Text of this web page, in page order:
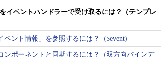
イベントハンドラーで受け取るには？（テンプレ
ント情報」を参照するには？（$event）
ンポーネントと同期するには？（双方向バインデ